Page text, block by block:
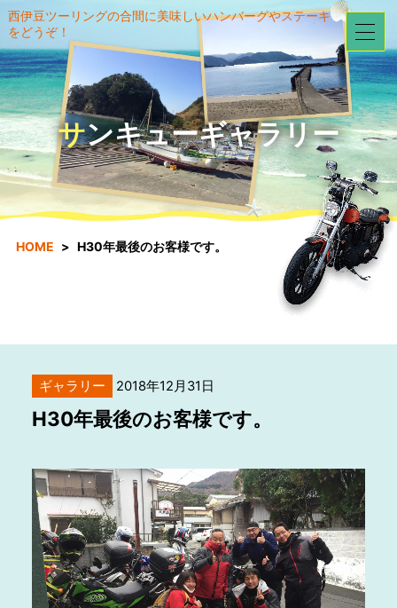
西伊豆ツーリングの合間に美味しいハンバーグやステーキ
をどうぞ！
サンキューギャラリー
HOME H30年最後のお客様です。
ギャラリー 2018年12月31日
H30年最後のお客様です。